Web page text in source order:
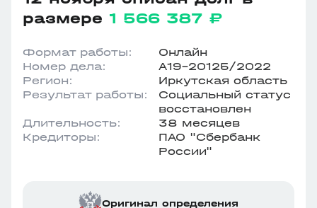
размере 1 566 387 ₽
Формат работы:
Онлайн
Номер дела:
А19-20125/2022
Регион:
Иркутская область
Результат работы:
Социальный статус
восстановлен
Длительность:
38 месяцев
Кредиторы:
ПАО "Сбербанк
России"
Оригинал определения